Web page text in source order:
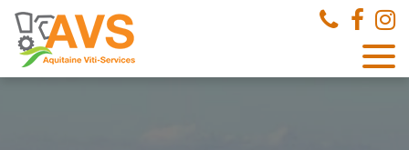
Panneau de gestion des cookies